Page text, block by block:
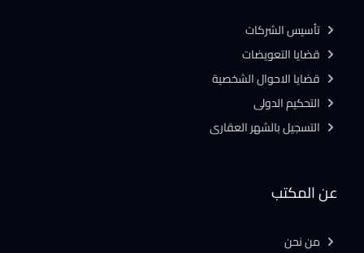
عن المكتب
من نحن
تأسيس الشركات
قضايا التعويضات
قضايا الاحوال الشخصية
التحكيم الدولى
التسجيل بالشهر العقارى